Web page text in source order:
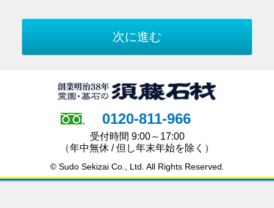
0120-811-966
受付時間 9:00～17:00
（年中無休 / 但し年末年始を除く）
© Sudo Sekizai Co., Ltd. All Rights Reserved.